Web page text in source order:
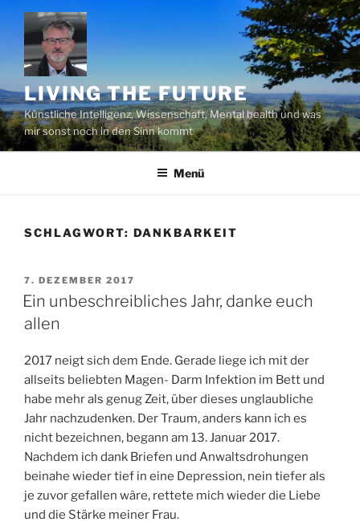
Zum
Inhalt
springen
LIVING THE FUTURE
Künstliche Intelligenz, Wissenschaft, Mental health und was
mir sonst noch in den Sinn kommt
Menü
SCHLAGWORT: DANKBARKEIT
VERÖFFENTLICHT
AM
7. DEZEMBER 2017
Ein unbeschreibliches Jahr, danke euch
allen
2017 neigt sich dem Ende. Gerade liege ich mit der
allseits beliebten Magen- Darm Infektion im Bett und
habe mehr als genug Zeit, über dieses unglaubliche
Jahr nachzudenken. Der Traum, anders kann ich es
nicht bezeichnen, begann am 13. Januar 2017.
Nachdem ich dank Briefen und Anwaltsdrohungen
beinahe wieder tief in eine Depression, nein tiefer als
je zuvor gefallen wäre, rettete mich wieder die Liebe
und die Stärke meiner Frau.